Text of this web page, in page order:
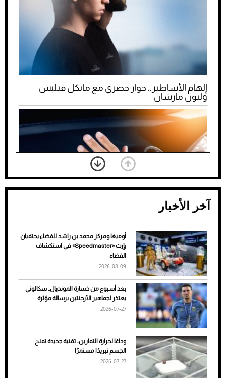
إلهام الأساطير.. حوار حصري مع مايكل فيلبس
وليون مارشان
ضعف تبريد مكيف السيارة عند الوقوف.. أشهر
الأسباب والحلول
آخر الأخبار
أوميغا ومركز محمد بن راشد للفضاء يحتفيان
بإرث «Speedmaster» في استكشاف
الفضاء
2026-08-09
بعد أسبوع من خسارة المونديال.. سكالوني
يعتذر لجماهير الأرجنتين برسالة مؤثرة
2026-07-27
وداعًا لحرارة التمارين.. تقنية جديدة تمنح
الجسم تبريدًا مستمرًا
2026-07-27